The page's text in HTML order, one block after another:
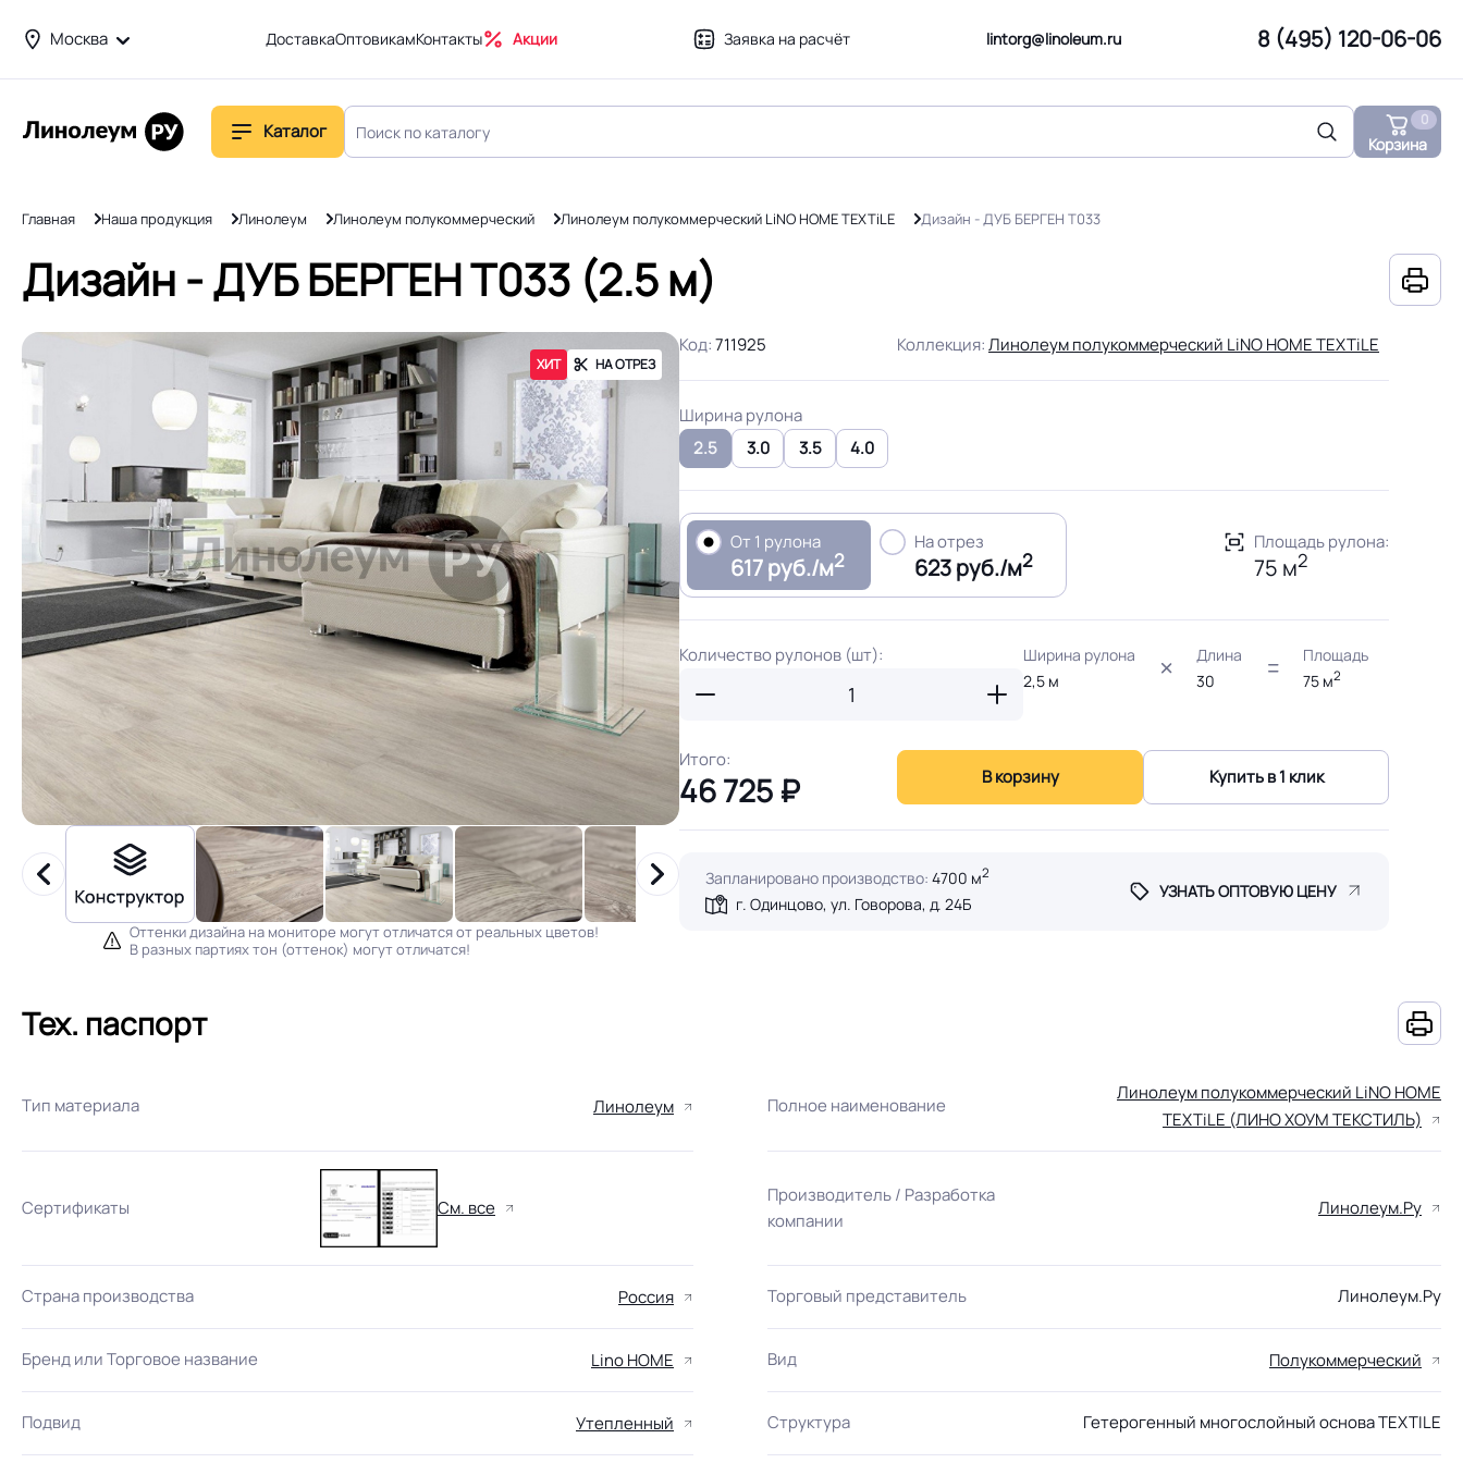
Москва ДоставкаОптовикамКонтакты Акции Заявка на расчёт lintorg@linoleum.ru 8 (495) 120-06-06
Каталог
Корзина
0
Главная Наша продукция Линолеум Линолеум полукоммерческий Линолеум полукоммерческий LiNO HOME TEXTiLE Дизайн - ДУБ БЕРГЕН T033
Дизайн - ДУБ БЕРГЕН T033 (2.5 м)
ХИТ НА ОТРЕЗ
Оттенки дизайна на мониторе могут отличатся от реальных цветов!
В разных партиях тон (оттенок) могут отличатся!
Код:711925 Коллекция:Линолеум полукоммерческий LiNO HOME TEXTiLE
Ширина рулона
2.5
3.0 3.5 4.0
От 1 рулона
617 руб./м2
На отрез
623 руб./м2
Площадь рулона:
75 м2
Количество рулонов (шт):
Ширина рулона
2,5 м
Длина
30
Площадь
75 м2
Итого:
46 725 ₽ В корзину Купить в 1 клик
Запланировано производство: 4700 м2
г. Одинцово, ул. Говорова, д. 24Б
УЗНАТЬ ОПТОВУЮ ЦЕНУ
Тех. паспорт
Тип материала Линолеум Полное наименование
Линолеум полукоммерческий LiNO HOME
TEXTiLE (ЛИНО ХОУМ ТЕКСТИЛЬ)
Сертификаты См. все
Производитель / Разработка
компании
Линолеум.Ру
Страна производства Россия Торговый представитель Линолеум.Ру
Бренд или Торговое название Lino HOME Вид Полукоммерческий
Подвид Утепленный Структура Гетерогенный многослойный основа TEXTILE